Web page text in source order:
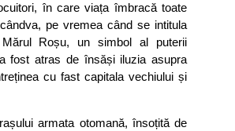
în care viața îmbracă toate
pe vremea când se intitula
Roșu, un simbol al puterii
fost atras de însăși iluzia asupra
cu fast capitala vechiului și
armata otomană, însoțită de